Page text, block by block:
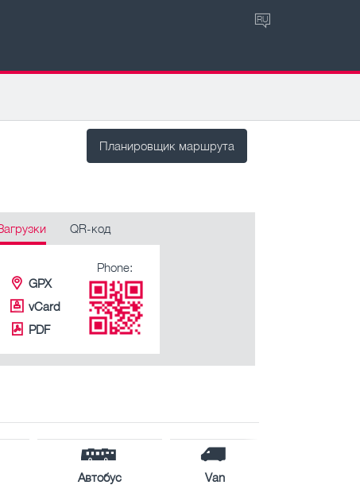
RU
Планировщик маршрута
QR-код
GPX
vCard
PDF
Phone:
Автобус
Van